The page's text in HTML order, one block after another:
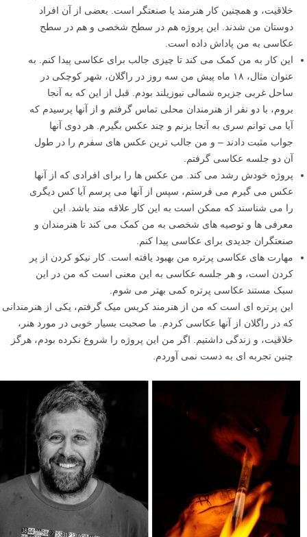
خلاقیت، و همچنین کار هنرمند یا صنعتگر است. بعضی از آن افراد
دوستان من شدند. این پروژه هم در سطح شخصی و هم در سطح
عکاسی به من پاداش داده است.
این کار به من کمک می کند تا چیزی جالب برای عکاسی پیدا کنم. به
عنوان مثال، ۱۸ ماه پیش من سه روز در راگلان، شهر کوچکی در
ساحل غربی جزیره شمالی نیوزیلند بودم. قبل از این که به آنجا
بروم، با دو نفر از هنرمندان محلی تماس گرفتم و از آنها پرسیدم که
آیا می توانم سری به آنجا بزنم و چند عکس بگیرم. هر دوی آنها
جواب مثبت دادند – و من جالب ترین عکس های سفرم را در طول
آن دو جلسه عکاسی گرفتم.
پروژه خودش رشد می کند. من عکس ها را برای افرادی که از آنها
عکس می گیرم می فرستم، سپس از آنها می پرسم آیا کس دیگری
را می شناسند که ممکن است به این کار علاقه مند باشد. این
معرفی ها و توصیه های شخصی به من کمک می کند تا هنرمندان و
صنعتگران جدیدی برای عکاسی پیدا کنم.
مهارت های عکاسی پرتره من بهبود یافته است. کار نیکو کردن از پر
کردن است، و هر جلسه عکاسی به این معنی است که من در این
سبک مستند عکاسی پرتره کمی بهتر می شوم.
این پرتره ای است که من از هنرمند کریس میک گرفتم، یکی از هنرمندانی
که در راگلان از آنها عکاسی کردم. ما صحبت بسیار خوبی در مورد هنر،
خلاقیت، و زندگی داشتیم. اگر من این پروژه را شروع نکرده بودم، هرگز
چنین تجربه ای به دست نمی آوردم.